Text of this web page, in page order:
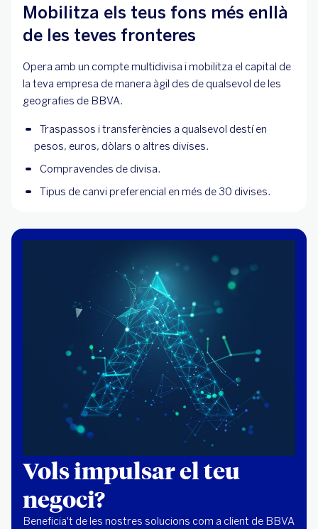
Mobilitza els teus fons més enllà
de les teves fronteres
Opera amb un compte multidivisa i mobilitza el capital de
la teva empresa de manera àgil des de qualsevol de les
geografies de BBVA.
Traspassos i transferències a qualsevol destí en
pesos, euros, dòlars o altres divises.
Compravendes de divisa.
Tipus de canvi preferencial en més de 30 divises.
Vols impulsar el teu
negoci?
Beneficia't de les nostres solucions com a client de BBVA